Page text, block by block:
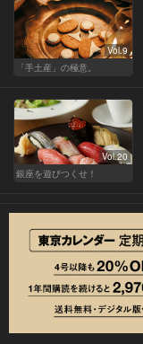
Vol.9
「手土産」の極意。
Vol.20
銀座を遊びつくせ！